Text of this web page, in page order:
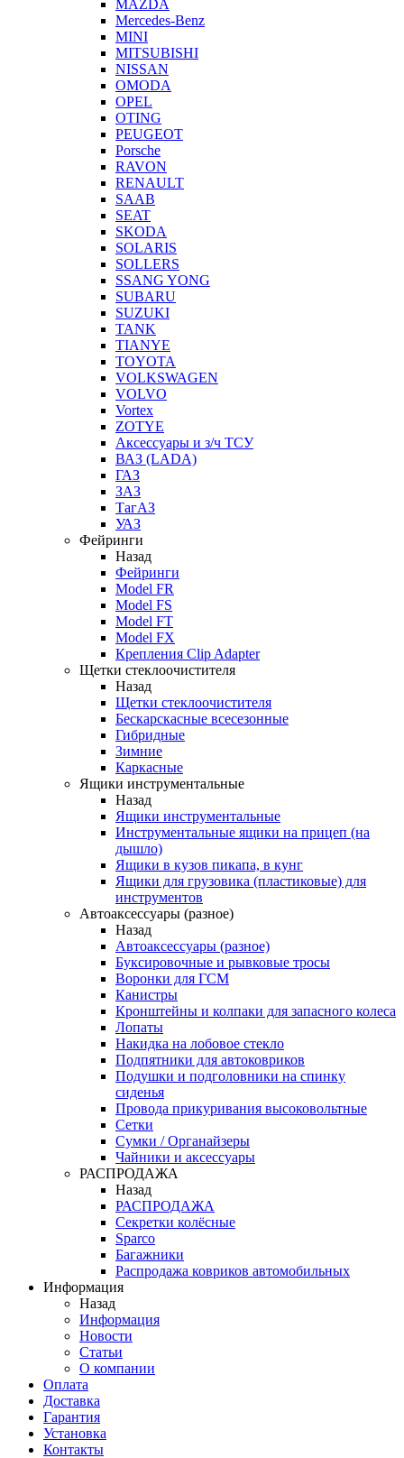
MAZDA
Mercedes-Benz
MINI
MITSUBISHI
NISSAN
OMODA
OPEL
OTING
PEUGEOT
Porsche
RAVON
RENAULT
SAAB
SEAT
SKODA
SOLARIS
SOLLERS
SSANG YONG
SUBARU
SUZUKI
TANK
TIANYE
TOYOTA
VOLKSWAGEN
VOLVO
Vortex
ZOTYE
Аксессуары и з/ч ТСУ
ВАЗ (LADA)
ГАЗ
ЗАЗ
ТагАЗ
УАЗ
Фейринги
Назад
Фейринги
Model FR
Model FS
Model FT
Model FX
Крепления Clip Adapter
Щетки стеклоочистителя
Назад
Щетки стеклоочистителя
Бескарскасные всесезонные
Гибридные
Зимние
Каркасные
Ящики инструментальные
Назад
Ящики инструментальные
Инструментальные ящики на прицеп (на
дышло)
Ящики в кузов пикапа, в кунг
Ящики для грузовика (пластиковые) для
инструментов
Автоаксессуары (разное)
Назад
Автоаксессуары (разное)
Буксировочные и рывковые тросы
Воронки для ГСМ
Канистры
Кронштейны и колпаки для запасного колеса
Лопаты
Накидка на лобовое стекло
Подпятники для автоковриков
Подушки и подголовники на спинку
сиденья
Провода прикуривания высоковольтные
Сетки
Сумки / Органайзеры
Чайники и аксессуары
РАСПРОДАЖА
Назад
РАСПРОДАЖА
Секретки колёсные
Sparco
Багажники
Распродажа ковриков автомобильных
Информация
Назад
Информация
Новости
Статьи
О компании
Оплата
Доставка
Гарантия
Установка
Контакты